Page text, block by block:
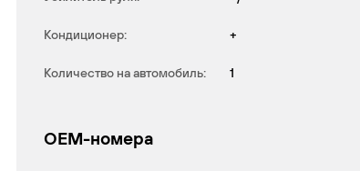
Кондиционер: +
Количество на автомобиль: 1
OEM-номера